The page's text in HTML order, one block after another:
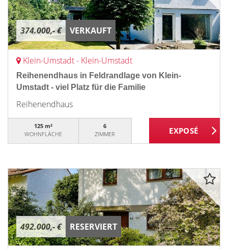
374.000,- € VERKAUFT
Klein-Umstadt - Klein-Umstadt
Reihenendhaus in Feldrandlage von Klein-
Umstadt - viel Platz für die Familie
Reihenendhaus
125 m²
WOHNFLÄCHE
6
ZIMMER
492.000,- € RESERVIERT